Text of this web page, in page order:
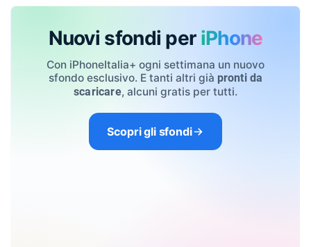
Nuovi sfondi per iPhone
Con iPhoneItalia+ ogni settimana un nuovo
sfondo esclusivo. E tanti altri già pronti da
scaricare, alcuni gratis per tutti.
Scopri gli sfondi